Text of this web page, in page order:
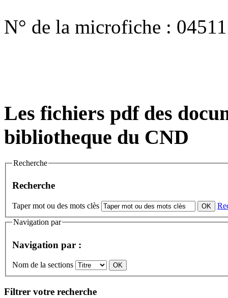
N° de la microfiche :
Les fichiers pdf des
bibliotheque du CND
Recherche
Recherche
Taper mot ou des mots clès
Navigation par
Navigation par :
Nom de la sections
Filtrer votre recherche